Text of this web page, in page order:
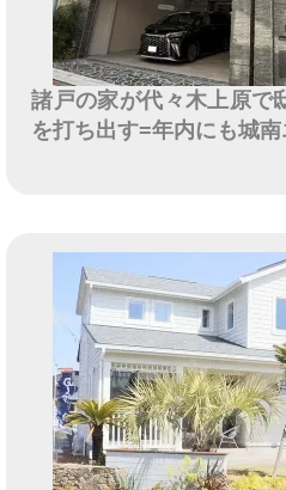
諸戸の家が代々木上原で
を打ち出す=年内にも城